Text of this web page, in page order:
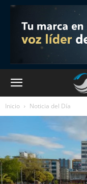
Inicio Noticia del Día